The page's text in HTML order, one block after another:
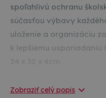
spoľahlivú ochranu
súčasťou výbavy
uloženie a organizáciu
k lepšiemu usporiadaniu
Zobraziť celý popis